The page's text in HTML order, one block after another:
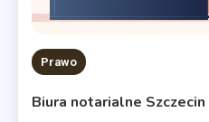
Prawo
Biura notarialne Szczecin